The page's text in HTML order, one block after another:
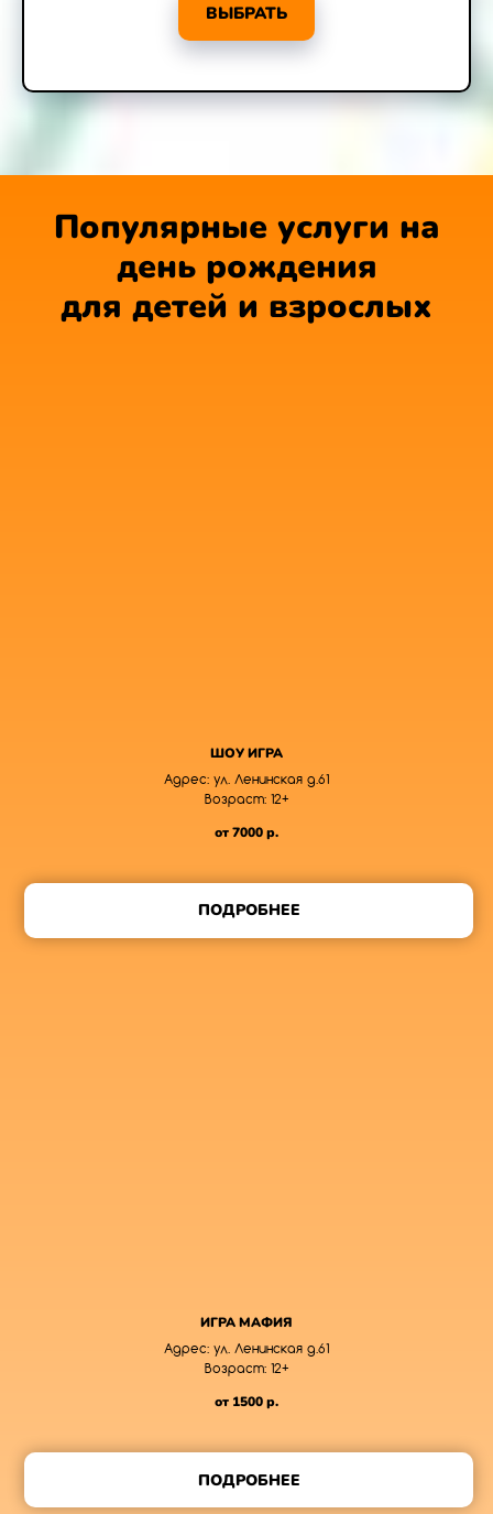
ВЫБРАТЬ
Популярные услуги на
день рождения
для детей и взрослых
ШОУ ИГРА
Адрес: ул. Ленинская д.61
Возраст: 12+
от 7000р.
ПОДРОБНЕЕ
ИГРА МАФИЯ
Адрес: ул. Ленинская д.61
Возраст: 12+
от 1500р.
ПОДРОБНЕЕ